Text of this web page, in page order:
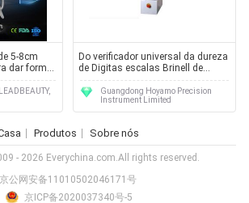
5-8cm
dar forma
Do verificador universal da dureza
de Digitas escalas Brinell de
Vickers Rockwell para testar
metaisGuangdong Hoyamo Precision
Instrument Limited
Produtos Sobre nós
- 2026 Everychina.com.All rights reserved.
京公网安备11010502046171号
京ICP备2020037340号-5